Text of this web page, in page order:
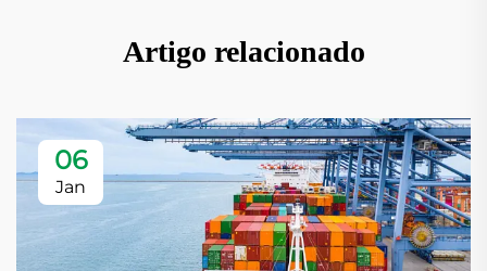
Artigo relacionado
06
Jan